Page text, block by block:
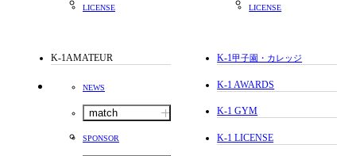
LICENSE LICENSE
K-1AMATEUR
NEWS
match
SPONSOR
K-1甲子園・カレッジ
K-1 AWARDS
K-1 GYM
K-1 LICENSE